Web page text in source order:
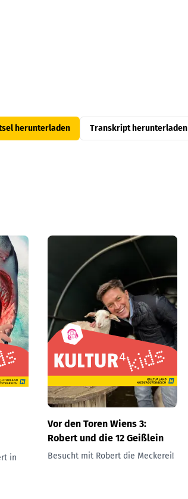
herunterladen Transkript herunterladen
in
Vor den Toren Wiens 3:
Robert und die 12 Geißlein
Besucht mit Robert die Meckerei!